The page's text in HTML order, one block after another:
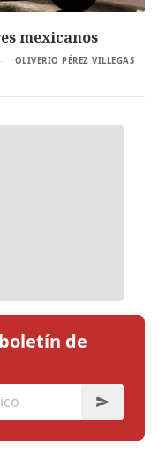
mexicanos
OLIVERIO PÉREZ VILLEGAS
de